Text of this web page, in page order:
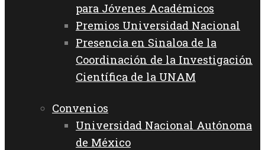
para Jóvenes Académicos
Premios Universidad Nacional
Presencia en Sinaloa de la
Coordinación de la Investigación
Científica de la UNAM
Convenios
Universidad Nacional Autónoma
de México